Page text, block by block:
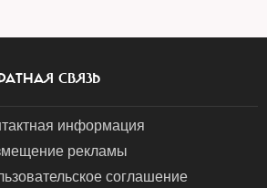
СВЯЗЬ
информация
рекламы
соглашение